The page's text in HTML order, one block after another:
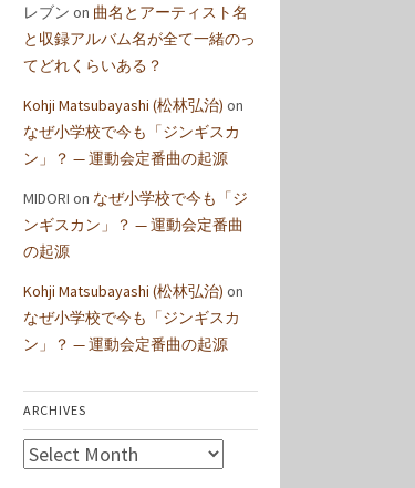
レブン on 曲名とアーティスト名
と収録アルバム名が全て一緒のっ
てどれくらいある？
Kohji Matsubayashi (松林弘治) on
なぜ小学校で今も「ジンギスカ
ン」？ — 運動会定番曲の起源
MIDORI on なぜ小学校で今も「ジ
ンギスカン」？ — 運動会定番曲
の起源
Kohji Matsubayashi (松林弘治) on
なぜ小学校で今も「ジンギスカ
ン」？ — 運動会定番曲の起源
ARCHIVES
Archives